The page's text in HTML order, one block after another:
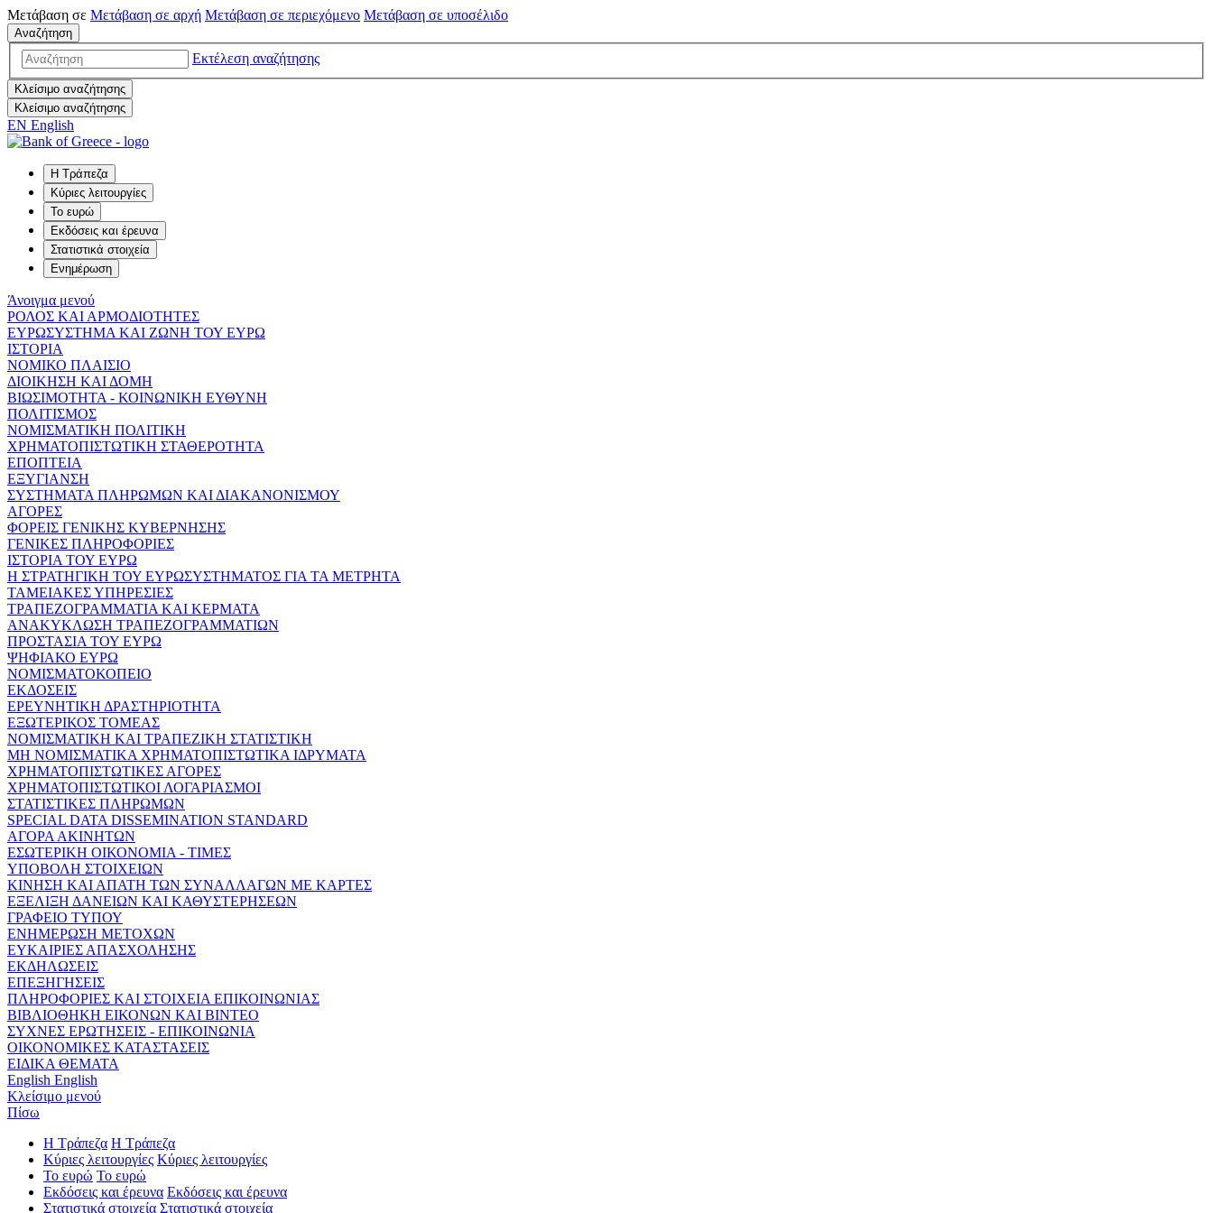
Μετάβαση σε Μετάβαση σε αρχή Μετάβαση σε περιεχόμενο Μετάβαση σε υποσέλιδο
Αναζήτηση
Εκτέλεση αναζήτησης
Κλείσιμο αναζήτησης
Κλείσιμο αναζήτησης
EN English
Η Τράπεζα
Κύριες λειτουργίες
Το ευρώ
Εκδόσεις και έρευνα
Στατιστικά στοιχεία
Ενημέρωση
Άνοιγμα μενού
ΡΟΛΟΣ ΚΑΙ ΑΡΜΟΔΙΟΤΗΤΕΣ
ΕΥΡΩΣΥΣΤΗΜΑ ΚΑΙ ΖΩΝΗ ΤΟΥ ΕΥΡΩ
ΙΣΤΟΡΙΑ
ΝΟΜΙΚΟ ΠΛΑΙΣΙΟ
ΔΙΟΙΚΗΣΗ ΚΑΙ ΔΟΜΗ
ΒΙΩΣΙΜΟΤΗΤΑ - ΚΟΙΝΩΝΙΚΗ ΕΥΘΥΝΗ
ΠΟΛΙΤΙΣΜΟΣ
ΝΟΜΙΣΜΑΤΙΚΗ ΠΟΛΙΤΙΚΗ
ΧΡΗΜΑΤΟΠΙΣΤΩΤΙΚΗ ΣΤΑΘΕΡΟΤΗΤΑ
ΕΠΟΠΤΕΙΑ
ΕΞΥΓΙΑΝΣΗ
ΣΥΣΤΗΜΑΤΑ ΠΛΗΡΩΜΩΝ ΚΑΙ ΔΙΑΚΑΝΟΝΙΣΜΟΥ
ΑΓΟΡΕΣ
ΦΟΡΕΙΣ ΓΕΝΙΚΗΣ ΚΥΒΕΡΝΗΣΗΣ
ΓΕΝΙΚΕΣ ΠΛΗΡΟΦΟΡΙΕΣ
ΙΣΤΟΡΙΑ ΤΟΥ ΕΥΡΩ
Η ΣΤΡΑΤΗΓΙΚΗ ΤΟΥ ΕΥΡΩΣΥΣΤΗΜΑΤΟΣ ΓΙΑ ΤΑ ΜΕΤΡΗΤΑ
ΤΑΜΕΙΑΚΕΣ ΥΠΗΡΕΣΙΕΣ
ΤΡΑΠΕΖΟΓΡΑΜΜΑΤΙΑ ΚΑΙ ΚΕΡΜΑΤΑ
ΑΝΑΚΥΚΛΩΣΗ ΤΡΑΠΕΖΟΓΡΑΜΜΑΤΙΩΝ
ΠΡΟΣΤΑΣΙΑ ΤΟΥ ΕΥΡΩ
ΨΗΦΙΑΚΟ ΕΥΡΩ
ΝΟΜΙΣΜΑΤΟΚΟΠΕΙΟ
ΕΚΔΟΣΕΙΣ
ΕΡΕΥΝΗΤΙΚΗ ΔΡΑΣΤΗΡΙΟΤΗΤΑ
ΕΞΩΤΕΡΙΚΟΣ ΤΟΜΕΑΣ
ΝΟΜΙΣΜΑΤΙΚΗ ΚΑΙ ΤΡΑΠΕΖΙΚΗ ΣΤΑΤΙΣΤΙΚΗ
ΜΗ ΝΟΜΙΣΜΑΤΙΚΑ ΧΡΗΜΑΤΟΠΙΣΤΩΤΙΚΑ ΙΔΡΥΜΑΤΑ
ΧΡΗΜΑΤΟΠΙΣΤΩΤΙΚΕΣ ΑΓΟΡΕΣ
ΧΡΗΜΑΤΟΠΙΣΤΩΤΙΚΟΙ ΛΟΓΑΡΙΑΣΜΟΙ
ΣΤΑΤΙΣΤΙΚΕΣ ΠΛΗΡΩΜΩΝ
SPECIAL DATA DISSEMINATION STANDARD
ΑΓΟΡΑ ΑΚΙΝΗΤΩΝ
ΕΣΩΤΕΡΙΚΗ ΟΙΚΟΝΟΜΙΑ - ΤΙΜΕΣ
ΥΠΟΒΟΛΗ ΣΤΟΙΧΕΙΩΝ
ΚΙΝΗΣΗ ΚΑΙ ΑΠΑΤΗ ΤΩΝ ΣΥΝΑΛΛΑΓΩΝ ΜΕ ΚΑΡΤΕΣ
ΕΞΕΛΙΞΗ ΔΑΝΕΙΩΝ ΚΑΙ ΚΑΘΥΣΤΕΡΗΣΕΩΝ
ΓΡΑΦΕΙΟ ΤΥΠΟΥ
ΕΝΗΜΕΡΩΣΗ ΜΕΤΟΧΩΝ
ΕΥΚΑΙΡΙΕΣ ΑΠΑΣΧΟΛΗΣΗΣ
ΕΚΔΗΛΩΣΕΙΣ
ΕΠΕΞΗΓΗΣΕΙΣ
ΠΛΗΡΟΦΟΡΙΕΣ ΚΑΙ ΣΤΟΙΧΕΙΑ ΕΠΙΚΟΙΝΩΝΙΑΣ
ΒΙΒΛΙΟΘΗΚΗ ΕΙΚΟΝΩΝ ΚΑΙ ΒΙΝΤΕΟ
ΣΥΧΝΕΣ ΕΡΩΤΗΣΕΙΣ - ΕΠΙΚΟΙΝΩΝΙΑ
ΟΙΚΟΝΟΜΙΚΕΣ ΚΑΤΑΣΤΑΣΕΙΣ
ΕΙΔΙΚΑ ΘΕΜΑΤΑ
English English
Κλείσιμο μενού
Πίσω
Η Τράπεζα Η Τράπεζα
Κύριες λειτουργίες Κύριες λειτουργίες
Το ευρώ Το ευρώ
Εκδόσεις και έρευνα Εκδόσεις και έρευνα
Στατιστικά στοιχεία Στατιστικά στοιχεία